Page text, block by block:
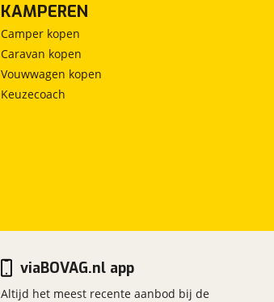
KAMPEREN
Camper kopen
Caravan kopen
Vouwwagen kopen
Keuzecoach
viaBOVAG.nl app
Altijd het meest recente aanbod bij de